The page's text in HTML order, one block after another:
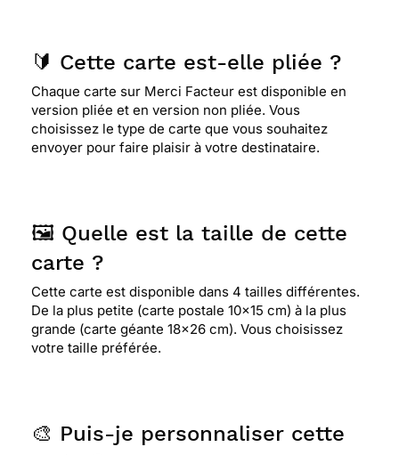
🔰 Cette carte est-elle pliée ?
Chaque carte sur Merci Facteur est disponible en
version pliée et en version non pliée. Vous
choisissez le type de carte que vous souhaitez
envoyer pour faire plaisir à votre destinataire.
🖼️ Quelle est la taille de cette
carte ?
Cette carte est disponible dans 4 tailles différentes.
De la plus petite (carte postale 10x15 cm) à la plus
grande (carte géante 18x26 cm). Vous choisissez
votre taille préférée.
🎨 Puis-je personnaliser cette